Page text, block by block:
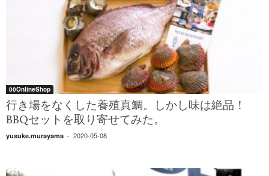
00OnlineShop
行き場をなくした養殖真鯛。しかし味は絶品！
BBQセットを取り寄せてみた。
yusuke.murayama - 2020-05-08